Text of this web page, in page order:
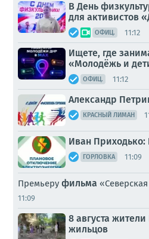
В День
для активистов
ОФИЦ. 11:12
Ищете, где
«Молодёжь и
ОФИЦ. 11:12
Александр
КРАСНЫЙ ЛИМАН
Иван Приходько:
ГОРЛОВКА 11:09
Премьеру фильма
11:09
8 августа
жильцов